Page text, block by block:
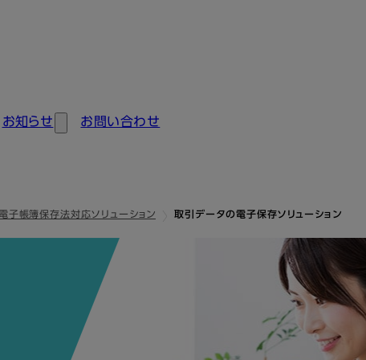
お知らせ お問い合わせ
子帳簿保存法対応ソリューション 取引データの電子保存ソリューション